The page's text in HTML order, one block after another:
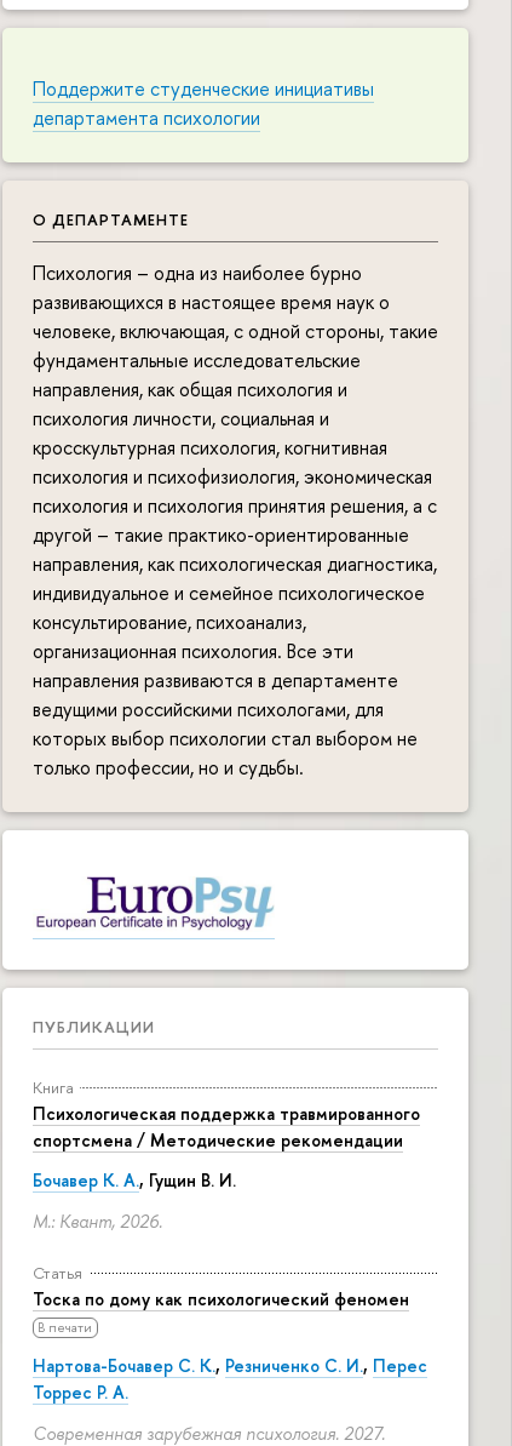
Поддержите студенческие инициативы
департамента психологии
О ДЕПАРТАМЕНТЕ
Психология – одна из наиболее бурно
развивающихся в настоящее время наук о
человеке, включающая, с одной стороны, такие
фундаментальные исследовательские
направления, как общая психология и
психология личности, социальная и
кросскультурная психология, когнитивная
психология и психофизиология, экономическая
психология и психология принятия решения, а с
другой – такие практико-ориентированные
направления, как психологическая диагностика,
индивидуальное и семейное психологическое
консультирование, психоанализ,
организационная психология. Все эти
направления развиваются в департаменте
ведущими российскими психологами, для
которых выбор психологии стал выбором не
только профессии, но и судьбы.
ПУБЛИКАЦИИ
Книга
Психологическая поддержка травмированного
спортсмена / Методические рекомендации
Бочавер К. А., Гущин В. И.
М.: Квант, 2026.
Статья
Тоска по дому как психологический феномен
В печати
Нартова-Бочавер С. К., Резниченко С. И., Перес
Торрес Р. А.
Современная зарубежная психология. 2027.